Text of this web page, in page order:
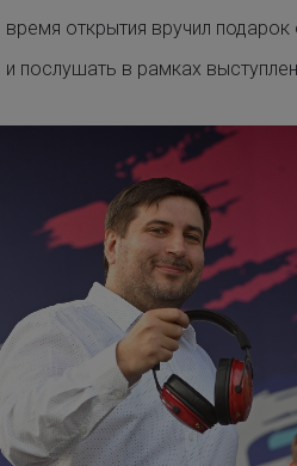
открытия вручил
в рамках